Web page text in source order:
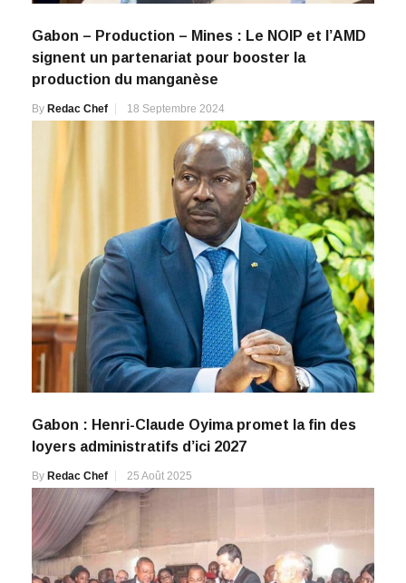
Gabon – Production – Mines : Le NOIP et l’AMD
signent un partenariat pour booster la
production du manganèse
By Redac Chef 18 Septembre 2024
Gabon : Henri-Claude Oyima promet la fin des
loyers administratifs d’ici 2027
By Redac Chef 25 Août 2025